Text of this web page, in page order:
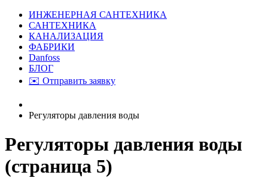
ИНЖЕНЕРНАЯ САНТЕХНИКА
САНТЕХНИКА
КАНАЛИЗАЦИЯ
ФАБРИКИ
Danfoss
БЛОГ
✉️ Отправить заявку
Регуляторы давления воды
Регуляторы давления воды
(страница 5)